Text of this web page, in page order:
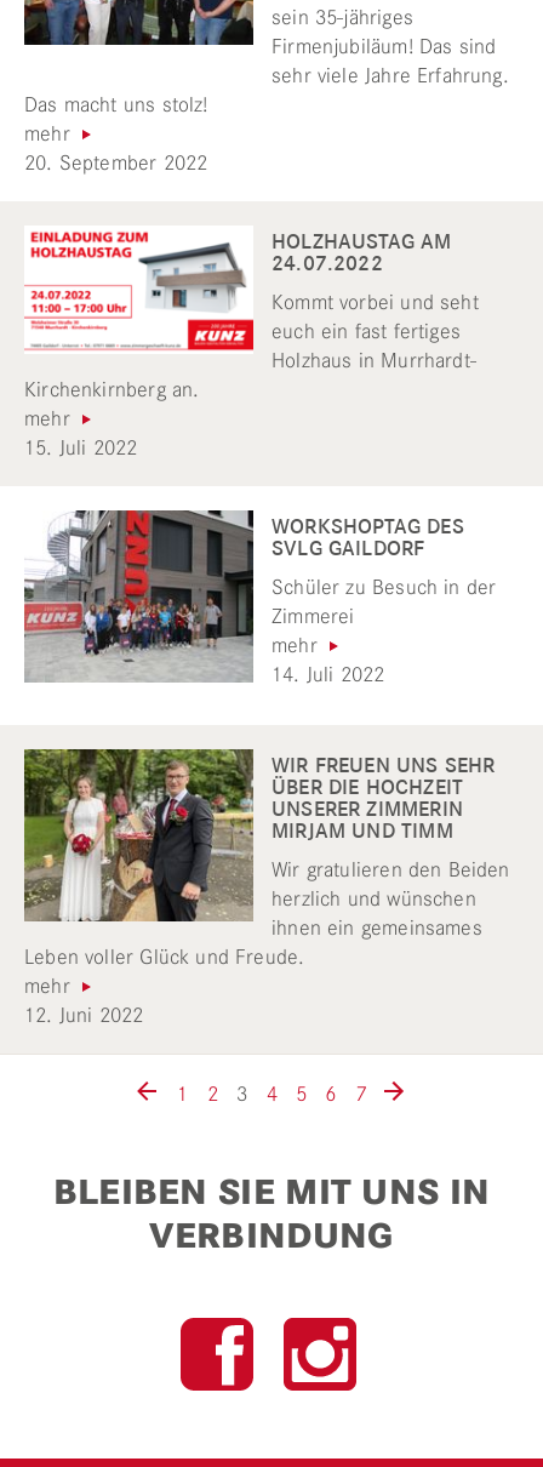
sein 35-jähriges
Firmenjubiläum! Das sind
sehr viele Jahre Erfahrung.
Das macht uns stolz!
mehr
20. September 2022
HOLZHAUSTAG AM
24.07.2022
Kommt vorbei und seht
euch ein fast fertiges
Holzhaus in Murrhardt-
Kirchenkirnberg an.
mehr
15. Juli 2022
WORKSHOPTAG DES
SVLG GAILDORF
Schüler zu Besuch in der
Zimmerei
mehr
14. Juli 2022
WIR FREUEN UNS SEHR
ÜBER DIE HOCHZEIT
UNSERER ZIMMERIN
MIRJAM UND TIMM
Wir gratulieren den Beiden
herzlich und wünschen
ihnen ein gemeinsames
Leben voller Glück und Freude.
mehr
12. Juni 2022
1 2 3 4 5 6 7
BLEIBEN SIE MIT UNS IN
VERBINDUNG